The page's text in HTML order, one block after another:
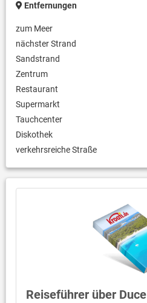
Entfernungen
zum Meer
nächster Strand
Sandstrand
Zentrum
Restaurant
Supermarkt
Tauchcenter
Diskothek
verkehrsreiche Straße
Reiseführer über Duce